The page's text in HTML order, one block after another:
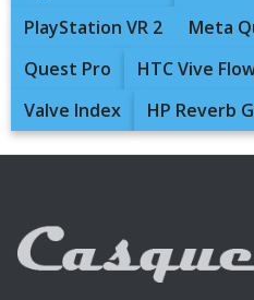
PlayStation VR 2
Meta
Quest Pro
HTC Vive
Valve Index
HP Reverb